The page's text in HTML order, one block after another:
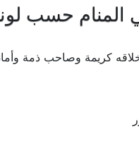
المنام حسب
كريمة وصاحب ذمة